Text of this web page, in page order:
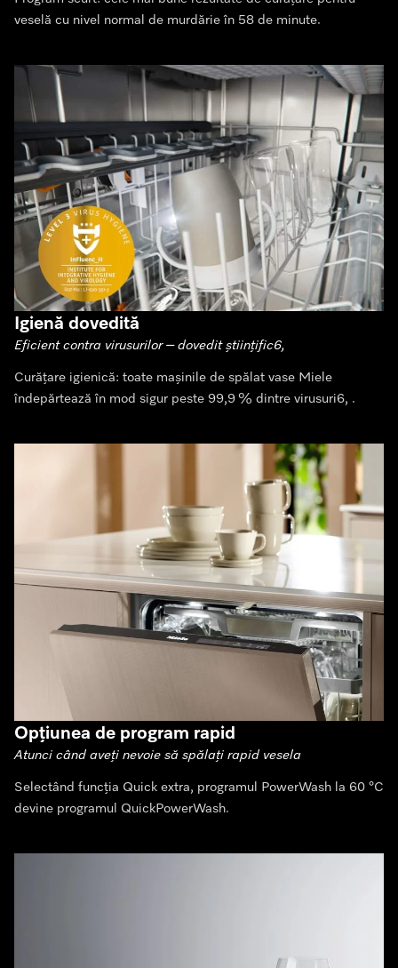
veselă cu nivel normal de murdărie în 58 de minute.
Igienă dovedită
Eficient contra virusurilor – dovedit științific6,
Curățare igienică: toate mașinile de spălat vase Miele
îndepărtează în mod sigur peste 99,9 % dintre virusuri6, .
Opțiunea de program rapid
Atunci când aveți nevoie să spălați rapid vesela
Selectând funcția Quick extra, programul PowerWash la 60 °C
devine programul QuickPowerWash.